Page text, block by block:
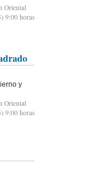
Oriental
9:00 horas
y
Oriental
9:00 horas